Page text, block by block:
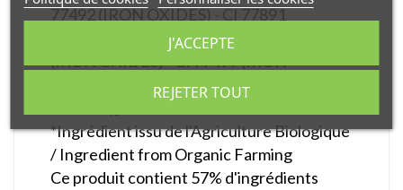
77492 (IRON OXIDES) - CI 77891
(TITANIUM DIOXIDE) - MICA - CI 77491
(IRON OXIDES) - CI 77499 (IRON
OXIDES) - CI 77742 (MANGANESE
*Ingrédient issu de l'Agriculture Biologique
/ Ingredient from Organic Farming
Ce produit contient 57% d'ingrédients
REJETER TOUT
J'ACCEPTE